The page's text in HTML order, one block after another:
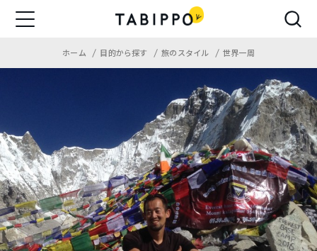
ホーム 目的から探す 旅のスタイル 世界一周